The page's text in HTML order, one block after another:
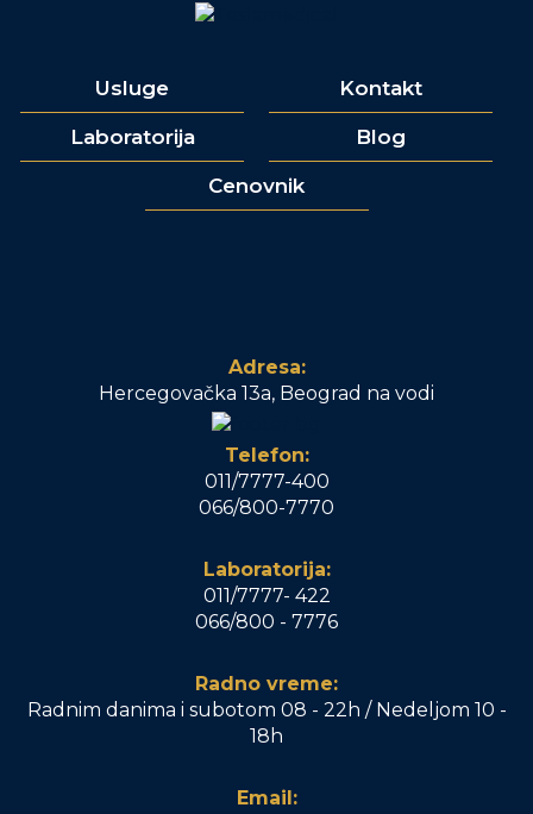
Usluge Kontakt
Laboratorija Blog
Cenovnik
Adresa:
Hercegovačka 13a, Beograd na vodi
Telefon:
011/7777-400
066/800-7770
Laboratorija:
011/7777- 422
066/800 - 7776
Radno vreme:
Radnim danima i subotom 08 - 22h / Nedeljom 10 -
18h
Email: